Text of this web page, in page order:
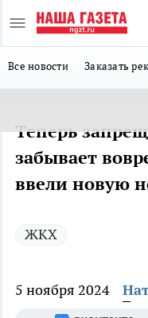
Все новости Заказать
Теперь
забывает
ввели новую
ЖКХ
5 ноября 2024